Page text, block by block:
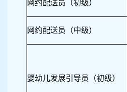
网约配送员（初级）
网约配送员（中级）
婴幼儿发展引导员（初级）